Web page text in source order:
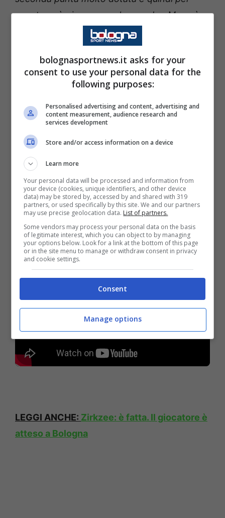
questo può giocare con la squadra. Ma può
anche attaccare la profondità, perché ha
scatto, corsa, velocità. Ha tutto per
diventare un top player e può integrarsi
perfettamente, dal punto di vista tecnico e
Sul suo carattere fuori dal campo: “
educato, fin troppo, giocando là davanti un
po’ di malizia non guasta mai, ma intanto ha
fatto un’altra stagione all’Anderlecht che gli
sarà servita per crescere”.
GUARDA LA CONFERENZA STAMPA
PREPARTITA DI MILAN-BOLOGNA
LEGGI ANCHE: Zirkzee: è fatta. Il giocatore è
atteso a Bologna
bolognasportnews.it asks for your
consent to use your personal data for the
following purposes:
Personalised advertising and content, advertising and
content measurement, audience research and
services development
Store and/or access information on a device
Learn more
Your personal data will be processed and information from
your device (cookies, unique identifiers, and other device
data) may be stored by, accessed by and shared with 319
partners, or used specifically by this site. We and our partners
may use precise geolocation data. List of partners.
Some vendors may process your personal data on the basis
of legitimate interest, which you can object to by managing
your options below. Look for a link at the bottom of this page
or in the site menu to manage or withdraw consent in privacy
and cookie settings.
Consent
Manage options